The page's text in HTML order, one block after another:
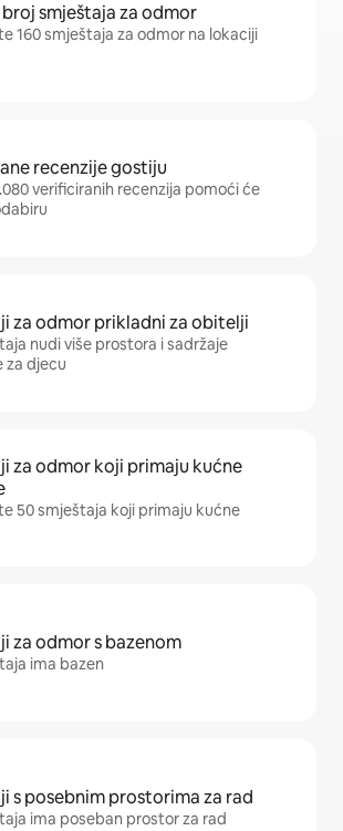
smještaja za odmor
160 smještaja za odmor na lokaciji
recenzije gostiju
verificiranih recenzija pomoći će
za odmor prikladni za obitelji
nudi više prostora i sadržaje
za djecu
za odmor koji primaju kućne
50 smještaja koji primaju kućne
za odmor s bazenom
ima bazen
s posebnim prostorima za rad
ima poseban prostor za rad